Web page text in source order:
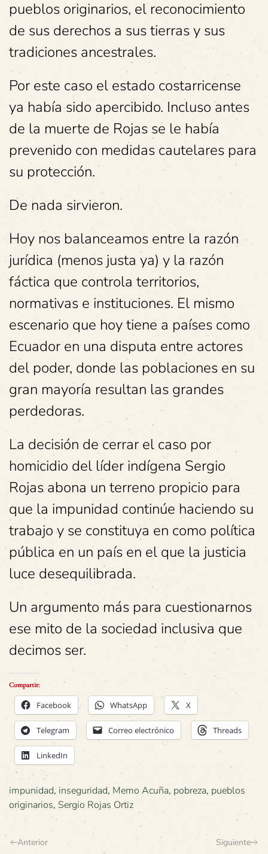
pueblos originarios, el reconocimiento
de sus derechos a sus tierras y sus
tradiciones ancestrales.
Por este caso el estado costarricense
ya había sido apercibido. Incluso antes
de la muerte de Rojas se le había
prevenido con medidas cautelares para
su protección.
De nada sirvieron.
Hoy nos balanceamos entre la razón
jurídica (menos justa ya) y la razón
fáctica que controla territorios,
normativas e instituciones. El mismo
escenario que hoy tiene a países como
Ecuador en una disputa entre actores
del poder, donde las poblaciones en su
gran mayoría resultan las grandes
perdedoras.
La decisión de cerrar el caso por
homicidio del líder indígena Sergio
Rojas abona un terreno propicio para
que la impunidad continúe haciendo su
trabajo y se constituya en como política
pública en un país en el que la justicia
luce desequilibrada.
Un argumento más para cuestionarnos
ese mito de la sociedad inclusiva que
decimos ser.
Compartir:
Facebook WhatsApp X
Telegram Correo electrónico Threads
LinkedIn
impunidad, inseguridad, Memo Acuña, pobreza, pueblos
originarios, Sergio Rojas Ortiz
Anterior Siguiente